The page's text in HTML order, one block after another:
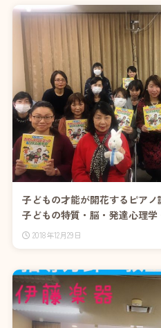
子どもの才能が開花するピアノ
子どもの特質・脳・発達心理
2018年12月29日